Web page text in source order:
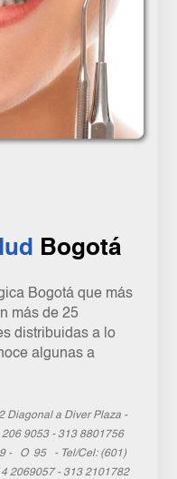
Bogotá
Bogotá que más
más de 25
distribuidas a lo
algunas a
Diagonal a Diver Plaza -
9053 - 313 8801756
- O 95 - Tel/Cel: (601)
2069057 - 313 2101782